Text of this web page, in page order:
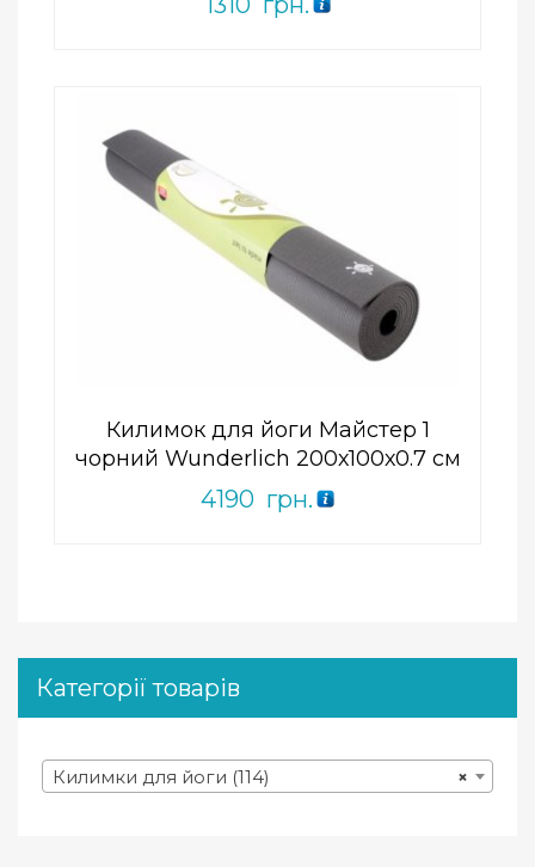
Килимок для йоги Майстер 1
чорний Wunderlich 200х100х0.7 см
4190 грн.
ПРИДБАТИ
Add to Wishlist
Категорії товарів
×
Килимки для йоги (114)